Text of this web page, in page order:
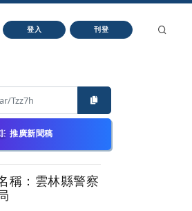
登入 刊登
推廣新聞稿
稱：雲林縣警察